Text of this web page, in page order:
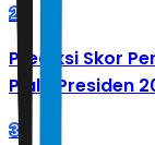
2
Prediksi Skor
Piala Presiden
3